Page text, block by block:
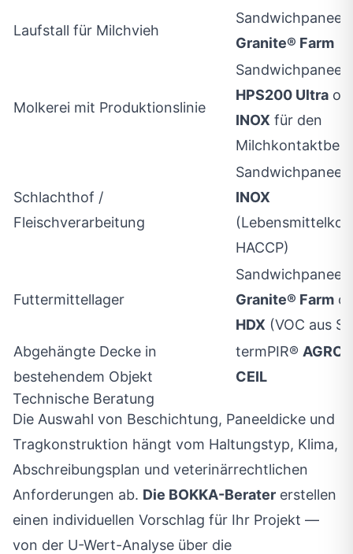
Laufstall für Milchvieh
Sandwichpaneel
Granite® Farm
Molkerei mit Produktionslinie
Sandwichpaneel
HPS200 Ultra
INOX für den
Schlachthof /
Fleischverarbeitung
Sandwichpaneel
INOX
HACCP)
Futtermittellager
Sandwichpaneel
Granite® Farm
HDX (VOC aus
Abgehängte Decke in
bestehendem Objekt
termPIR® AGRO
CEIL
Technische Beratung
Die Auswahl von Beschichtung, Paneeldicke und
Tragkonstruktion hängt vom Haltungstyp, Klima,
Abschreibungsplan und veterinärrechtlichen
Anforderungen ab. Die BOKKA-Berater erstellen
einen individuellen Vorschlag für Ihr Projekt —
von der U-Wert-Analyse über die